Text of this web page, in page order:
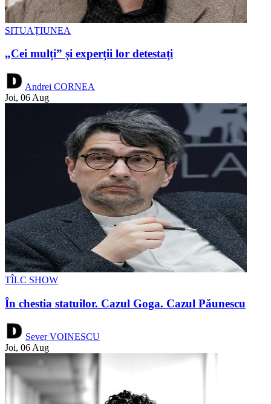
SITUAȚIUNEA
„Cei mulți” și experții lor detestați
Andrei CORNEA
Joi, 06 Aug
TÎLC SHOW
În chestia statuilor. Cazul Goga. Cazul Păunescu
Sever VOINESCU
Joi, 06 Aug